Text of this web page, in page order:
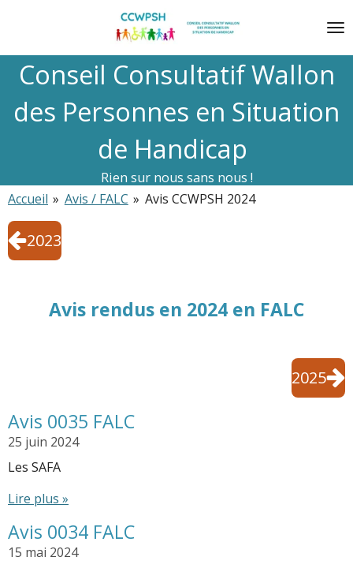
contenu
principal
Conseil Consultatif Wallon
des Personnes en Situation
de Handicap
Rien sur nous sans nous !
Accueil » Avis / FALC » Avis CCWPSH 2024
2023
Avis rendus en 2024 en FALC
2025
Avis 0035 FALC
25 juin 2024
Les SAFA
Lire plus »
Avis 0034 FALC
15 mai 2024